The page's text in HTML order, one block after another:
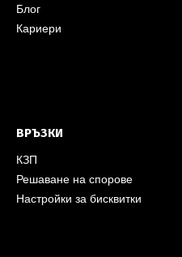
Блог
Кариери
ВРЪЗКИ
КЗП
Решаване на спорове
Настройки за бисквитки